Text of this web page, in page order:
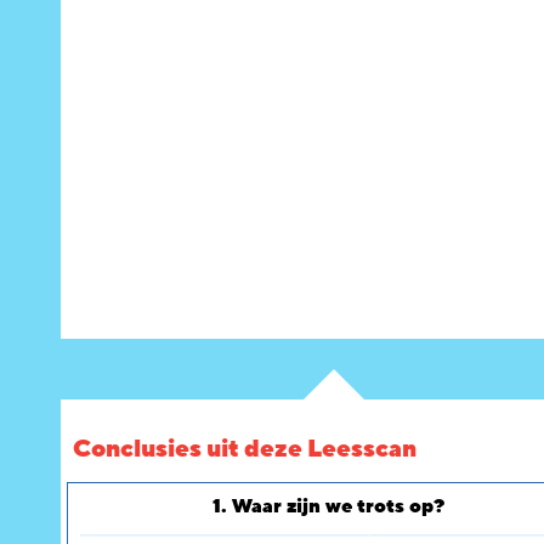
Conclusies uit deze Leesscan
1. Waar zijn we trots op?